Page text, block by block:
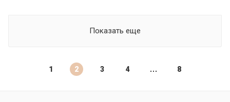
Показать еще
1 2 3 4 8